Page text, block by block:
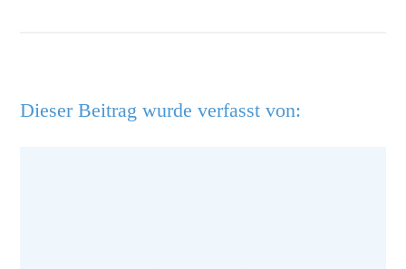
Dieser Beitrag wurde verfasst von: